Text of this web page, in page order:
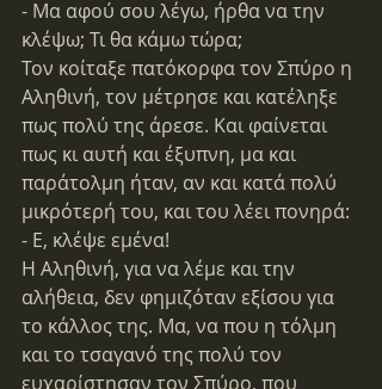
- Μα αφού σου λέγω, ήρθα να την
κλέψω; Τι θα κάμω τώρα;
Τον κοίταξε πατόκορφα τον Σπύρο η
Αληθινή, τον μέτρησε και κατέληξε
πως πολύ της άρεσε. Και φαίνεται
πως κι αυτή και έξυπνη, μα και
παράτολμη ήταν, αν και κατά πολύ
μικρότερή του, και του λέει πονηρά:
- Ε, κλέψε εμένα!
Η Αληθινή, για να λέμε και την
αλήθεια, δεν φημιζόταν εξίσου για
το κάλλος της. Μα, να που η τόλμη
και το τσαγανό της πολύ τον
ευχαρίστησαν τον Σπύρο, που